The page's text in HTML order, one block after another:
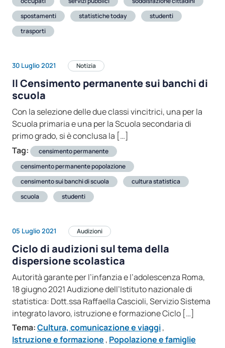
spostamenti
statistiche today
studenti
trasporti
30 Luglio 2021 Notizia
Il Censimento permanente sui banchi di
scuola
Con la selezione delle due classi vincitrici, una per la
Scuola primaria e una per la Scuola secondaria di
primo grado, si è conclusa la […]
Tag:
censimento permanente
censimento permanente popolazione
censimento sui banchi di scuola
cultura statistica
scuola
studenti
05 Luglio 2021 Audizioni
Ciclo di audizioni sul tema della
dispersione scolastica
Autorità garante per l’infanzia e l’adolescenza Roma,
18 giugno 2021 Audizione dell’Istituto nazionale di
statistica: Dott.ssa Raffaella Cascioli, Servizio Sistema
integrato lavoro, istruzione e formazione Ciclo […]
Tema:Cultura, comunicazione e viaggi,
Istruzione e formazione , Popolazione e famiglie